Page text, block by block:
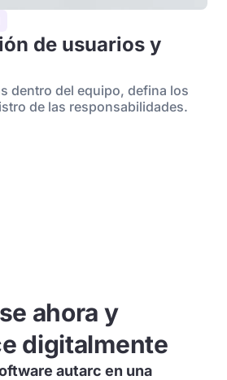
de usuarios y
dentro del equipo, defina los
de las responsabilidades.
ahora y
digitalmente
autarc en una